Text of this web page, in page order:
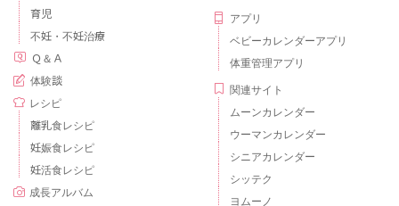
育児
不妊・不妊治療
Ｑ＆Ａ
体験談
レシピ
離乳食レシピ
妊娠食レシピ
妊活食レシピ
成長アルバム
アプリ
ベビーカレンダーアプリ
体重管理アプリ
関連サイト
ムーンカレンダー
ウーマンカレンダー
シニアカレンダー
シッテク
ヨムーノ